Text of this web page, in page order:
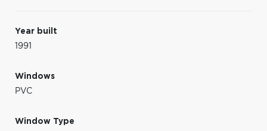
Year built
1991
Windows
PVC
Window Type